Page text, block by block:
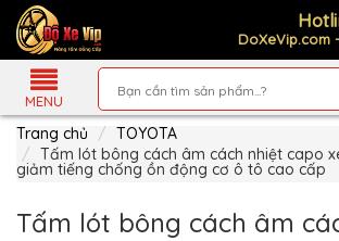
DoXeVip.com
MENU
Giới
Thiệu
Sản
Phẩm
Dẫn
Mua
Trang chủ
TOYOTA
Tấm lót bông cách âm cách nhiệt capo
giảm tiếng chống ồn động cơ ô tô cao cấp
Tấm lót bông cách âm